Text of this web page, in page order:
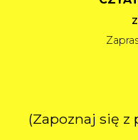
(Zapoznaj się z